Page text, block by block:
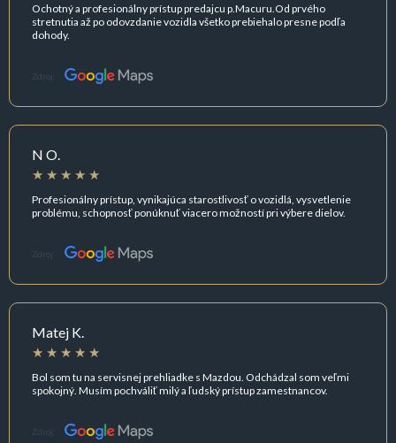
Ochotný a profesionálny prístup predajcu p.Macuru.Od prvého
stretnutia až po odovzdanie vozidla všetko prebiehalo presne podľa
dohody.
Zdroj:
N O.
Profesionálny prístup, vynikajúca starostlivosť o vozidlá, vysvetlenie
problému, schopnosť ponúknuť viacero možností pri výbere dielov.
Zdroj:
Matej K.
Bol som tu na servisnej prehliadke s Mazdou. Odchádzal som veľmi
spokojný. Musím pochváliť milý a ľudský prístup zamestnancov.
Zdroj: